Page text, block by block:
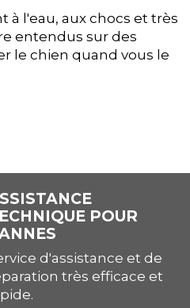
à l'eau, aux chocs et très
entendus sur des
le chien quand vous le
POUR
d'assistance et de
très efficace et